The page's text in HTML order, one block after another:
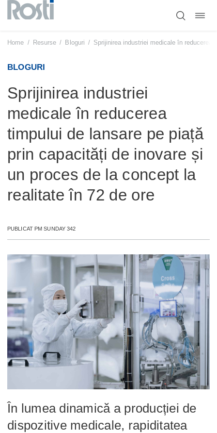
Sari
conținut
Home / Resurse / Bloguri / Sprijinirea industriei medicale în
BLOGURI
Sprijinirea industriei
medicale în reducerea
timpului de lansare pe piață
prin capacități de inovare și
un proces de la concept la
realitate în 72 de ore
PUBLICAT PM SUNDAY 342
În lumea dinamică a producției de
dispozitive medicale, rapiditatea